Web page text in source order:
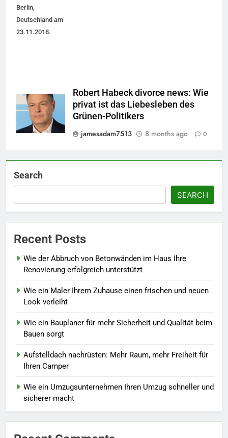
Berlin,
Deutschland am
23.11.2018.
Robert Habeck divorce news: Wie
privat ist das Liebesleben des
Grünen-Politikers
jamesadam7513
8 months ago 0
Search
SEARCH
Recent Posts
Wie der Abbruch von Betonwänden im Haus Ihre
Renovierung erfolgreich unterstützt
Wie ein Maler Ihrem Zuhause einen frischen und neuen
Look verleiht
Wie ein Bauplaner für mehr Sicherheit und Qualität beim
Bauen sorgt
Aufstelldach nachrüsten: Mehr Raum, mehr Freiheit für
Ihren Camper
Wie ein Umzugsunternehmen Ihren Umzug schneller und
sicherer macht